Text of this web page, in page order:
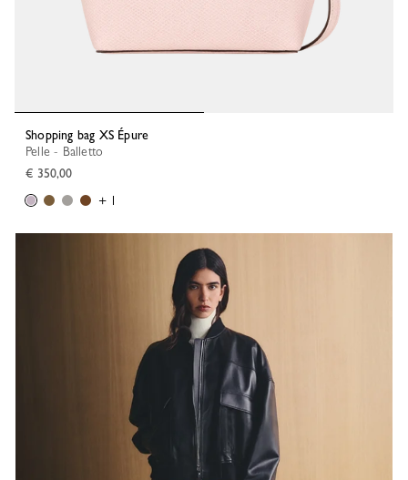
Shopping bag XS Épure
Pelle - Balletto
€ 350,00
+ 1